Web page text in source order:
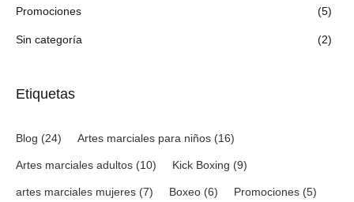
Promociones (5)
Sin categoría (2)
Etiquetas
Blog (24) Artes marciales para niños (16)
Artes marciales adultos (10) Kick Boxing (9)
artes marciales mujeres (7) Boxeo (6) Promociones (5)